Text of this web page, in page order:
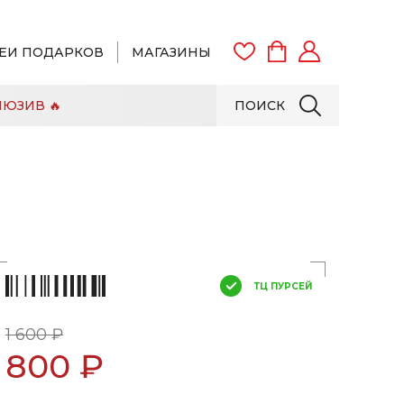
ПОДАРКОВ МАГАЗИНЫ
ПОИСК
🔥
ТЦ ПУРСЕЙ
1 600 ₽
800 ₽